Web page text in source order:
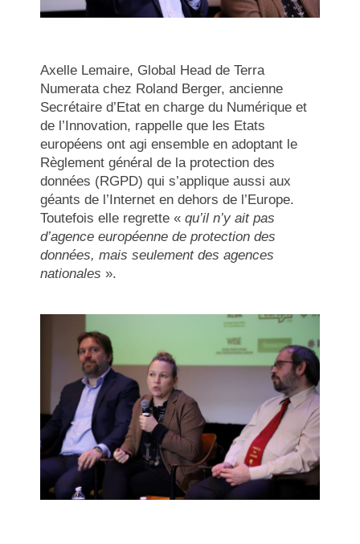
Axelle Lemaire, Global Head de Terra
Numerata chez Roland Berger, ancienne
Secrétaire d’Etat en charge du Numérique et
de l’Innovation, rappelle que les Etats
européens ont agi ensemble en adoptant le
Règlement général de la protection des
données (RGPD) qui s’applique aussi aux
géants de l’Internet en dehors de l’Europe.
Toutefois elle regrette «qu’il n’y ait pas
d’agence européenne de protection des
données, mais seulement des agences
nationales ».